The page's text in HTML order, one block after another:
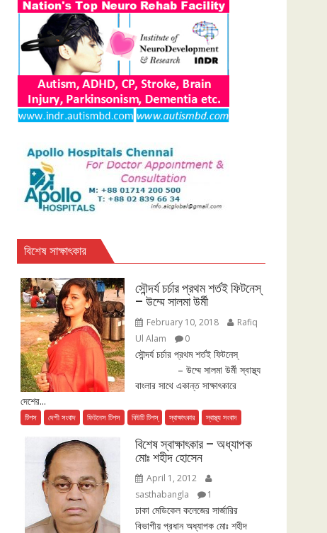
বিশেষ সাক্ষাৎকার
সৌন্দর্য চর্চার প্রথম শর্তই ফিটনেস্
– উম্মে সালমা উর্মী
February 10, 2018
Rafiq
Ul Alam
0
সৌন্দর্য চর্চার প্রথম শর্তই ফিটনেস্
– উম্মে সালমা উর্মী স্বাস্থ্য
বাংলার সাথে একান্ত সাক্ষাৎকারে
দেশের...
টিপস দেশী সংবাদ ফিটনেস টিপস বিউটি টিপস্ স্বাক্ষাৎকার স্বাস্থ্য সংবাদ
বিশেষ স্বাক্ষাৎকার – অধ্যাপক
মোঃ শহীদ হোসেন
April 1, 2012
sasthabangla
1
ঢাকা মেডিকেল কলেজের সার্জারির
বিভাগীয় প্রধান অধ্যাপক মোঃ শহীদ